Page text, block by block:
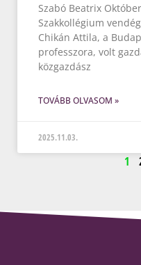
Szabó Beatrix
Szakkollégium
Chikán Attila, a
professzora, volt
közgazdász
TOVÁBB OLVASOM »
2025.11.03.
1